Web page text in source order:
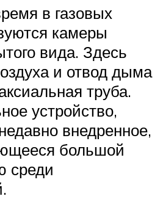
в газовых
камеры
вида. Здесь
и отвод дыма
труба.
устройство,
внедренное,
большой
среди